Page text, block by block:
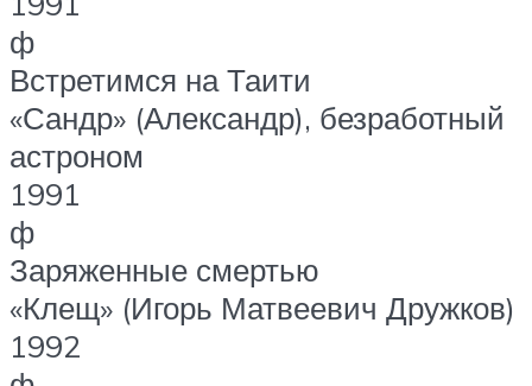
ф
Встретимся на Таити
«Сандр» (Александр), безработный
астроном
1991
ф
Заряженные смертью
«Клещ» (Игорь Матвеевич Дружков)
1992